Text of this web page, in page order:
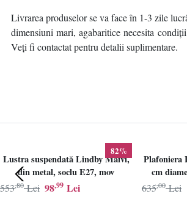
Livrarea produselor se va face în 1-3 zile
dimensiuni mari, agabaritice necesita
Veți fi contactat pentru detalii suplimentare.
82%
Lustra suspendată Lindby Maivi,
din metal, soclu E27, mov
98,99 Lei
553,80 Lei
Plafoniera
cm
635,00 Lei